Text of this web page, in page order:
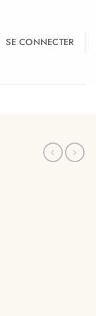
SE CONNECTER